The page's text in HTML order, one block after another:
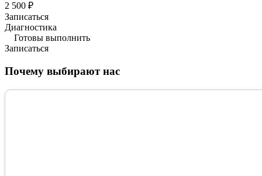
2 500 ₽
Записаться
Диагностика
Готовы выполнить
Записаться
Почему выбирают нас